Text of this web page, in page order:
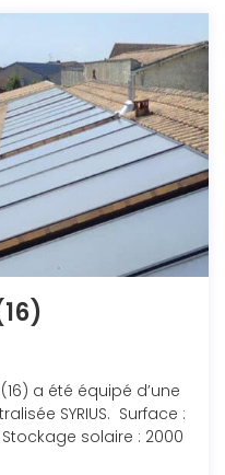
a été équipé d’une
SYRIUS. Surface :
solaire : 2000